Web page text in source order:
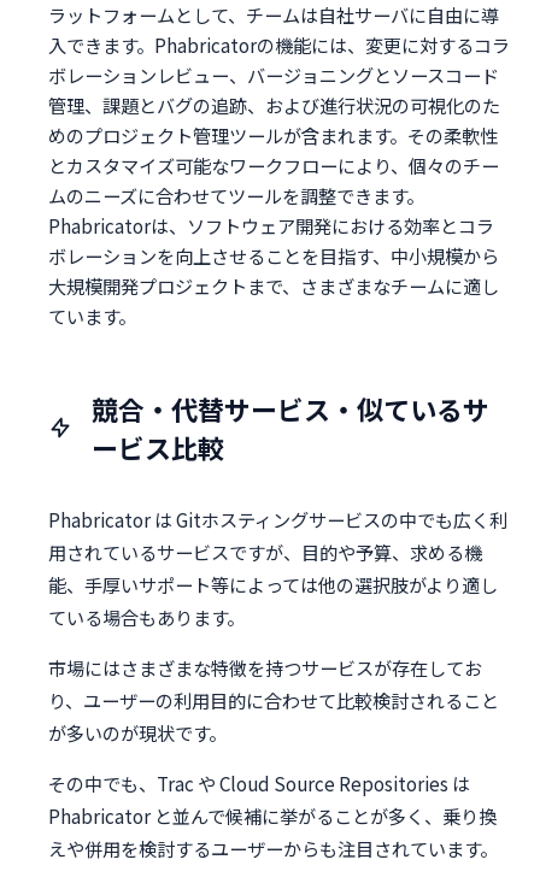
ラットフォームとして、チームは自社サーバに自由に導
入できます。Phabricatorの機能には、変更に対するコラ
ボレーションレビュー、バージョニングとソースコード
管理、課題とバグの追跡、および進行状況の可視化のた
めのプロジェクト管理ツールが含まれます。その柔軟性
とカスタマイズ可能なワークフローにより、個々のチー
ムのニーズに合わせてツールを調整できます。
Phabricatorは、ソフトウェア開発における効率とコラ
ボレーションを向上させることを目指す、中小規模から
大規模開発プロジェクトまで、さまざまなチームに適し
ています。
競合・代替サービス・似ているサ
ービス比較
Phabricator は Gitホスティングサービスの中でも広く利
用されているサービスですが、目的や予算、求める機
能、手厚いサポート等によっては他の選択肢がより適し
ている場合もあります。
市場にはさまざまな特徴を持つサービスが存在してお
り、ユーザーの利用目的に合わせて比較検討されること
が多いのが現状です。
その中でも、Trac や Cloud Source Repositories は
Phabricator と並んで候補に挙がることが多く、乗り換
えや併用を検討するユーザーからも注目されています。